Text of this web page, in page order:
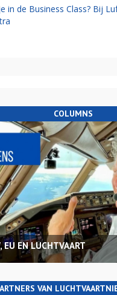
in de Business Class? Bij
COLUMNS
EU EN LUCHTVAART
VAN